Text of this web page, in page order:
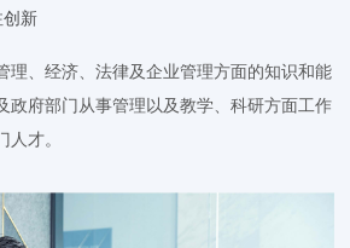
新
理、经济、法律及企业管理方面的知识和能
政府部门从事管理以及教学、科研方面工作
才。